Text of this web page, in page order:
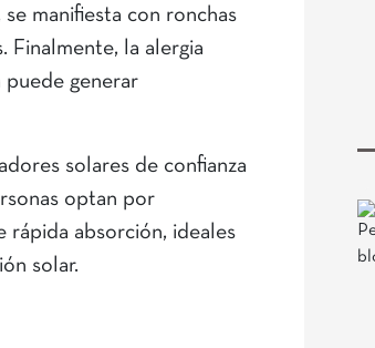
manifiesta con ronchas
Finalmente, la alergia
puede generar
solares de confianza
optan por
rápida absorción, ideales
solar.